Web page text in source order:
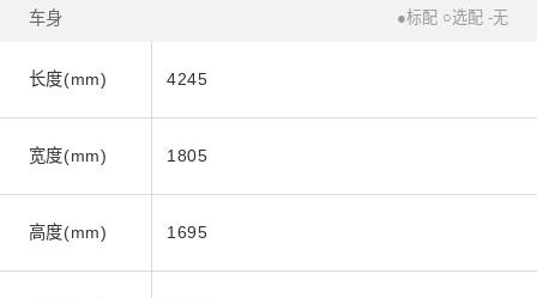
车身 ●标配 ○选配 -无
长度(mm) 4245
宽度(mm) 1805
高度(mm) 1695